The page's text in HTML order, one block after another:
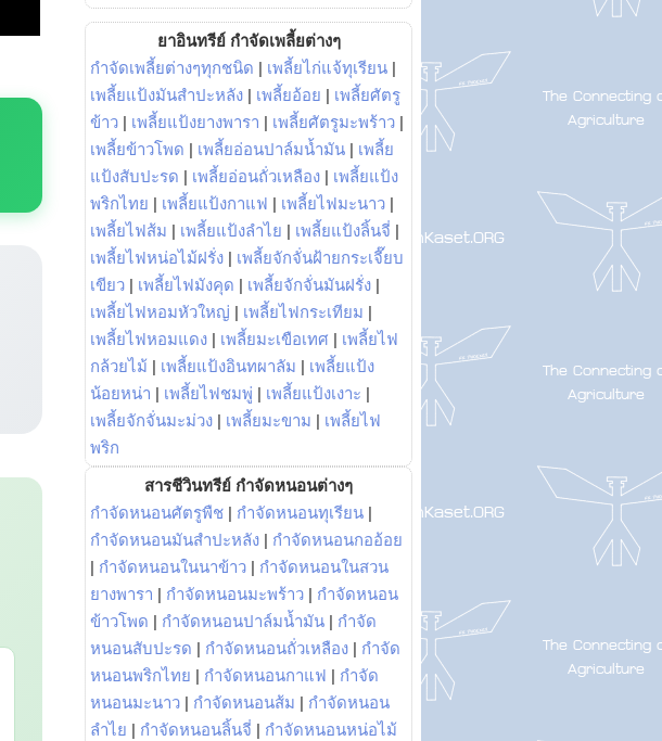
ยาอินทรีย์ กำจัดเพลี้ยต่างๆ
กำจัดเพลี้ยต่างๆทุกชนิด | เพลี้ยไก่แจ้ทุเรียน |
เพลี้ยแป้งมันสำปะหลัง | เพลี้ยอ้อย | เพลี้ยศัตรู
ข้าว | เพลี้ยแป้งยางพารา | เพลี้ยศัตรูมะพร้าว |
เพลี้ยข้าวโพด | เพลี้ยอ่อนปาล์มน้ำมัน | เพลี้ย
แป้งสับปะรด | เพลี้ยอ่อนถั่วเหลือง | เพลี้ยแป้ง
พริกไทย | เพลี้ยแป้งกาแฟ | เพลี้ยไฟมะนาว |
เพลี้ยไฟส้ม | เพลี้ยแป้งลำไย | เพลี้ยแป้งลิ้นจี่ |
เพลี้ยไฟหน่อไม้ฝรั่ง | เพลี้ยจักจั่นฝ้ายกระเจี๊ยบ
เขียว | เพลี้ยไฟมังคุด | เพลี้ยจักจั่นมันฝรั่ง |
เพลี้ยไฟหอมหัวใหญ่ | เพลี้ยไฟกระเทียม |
เพลี้ยไฟหอมแดง | เพลี้ยมะเขือเทศ | เพลี้ยไฟ
กล้วยไม้ | เพลี้ยแป้งอินทผาลัม | เพลี้ยแป้ง
น้อยหน่า | เพลี้ยไฟชมพู่ | เพลี้ยแป้งเงาะ |
เพลี้ยจักจั่นมะม่วง | เพลี้ยมะขาม | เพลี้ยไฟ
พริก
สารชีวินทรีย์ กำจัดหนอนต่างๆ
กำจัดหนอนศัตรูพืช | กำจัดหนอนทุเรียน |
กำจัดหนอนมันสำปะหลัง | กำจัดหนอนกออ้อย
| กำจัดหนอนในนาข้าว | กำจัดหนอนในสวน
ยางพารา | กำจัดหนอนมะพร้าว | กำจัดหนอน
ข้าวโพด | กำจัดหนอนปาล์มน้ำมัน | กำจัด
หนอนสับปะรด | กำจัดหนอนถั่วเหลือง | กำจัด
หนอนพริกไทย | กำจัดหนอนกาแฟ | กำจัด
หนอนมะนาว | กำจัดหนอนส้ม | กำจัดหนอน
ลำไย | กำจัดหนอนลิ้นจี่ | กำจัดหนอนหน่อไม้